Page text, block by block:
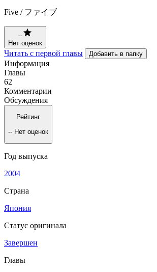
Five / ファイブ
--
Нет оценок
Читать с первой главы Добавить в папку
Информация
Главы
62
Комментарии
Обсуждения
Рейтинг
-- Нет оценок
Год выпуска
2004
Страна
Япония
Статус оригинала
Завершен
Главы